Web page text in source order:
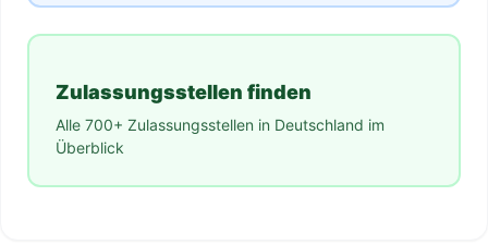
Zulassungsstellen finden
Alle 700+ Zulassungsstellen in Deutschland im
Überblick